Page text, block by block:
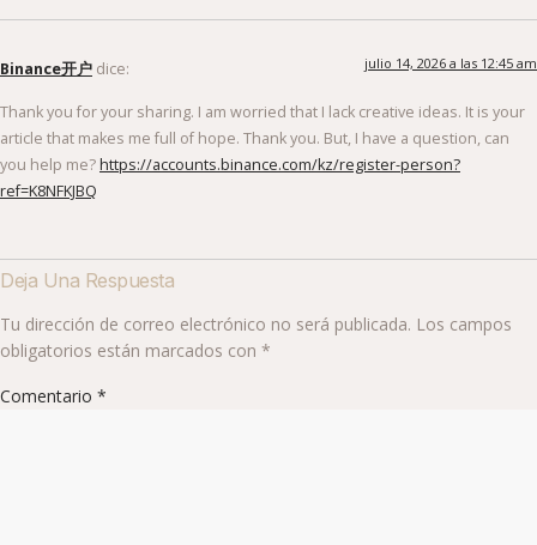
Binance开户 dice: julio 14, 2026 a las 12:45 am
Thank you for your sharing. I am worried that I lack creative ideas. It is your
article that makes me full of hope. Thank you. But, I have a question, can
you help me?https://accounts.binance.com/kz/register-person?
ref=K8NFKJBQ
Deja Una Respuesta
Tu dirección de correo electrónico no será publicada. Los campos
obligatorios están marcados con *
Comentario *